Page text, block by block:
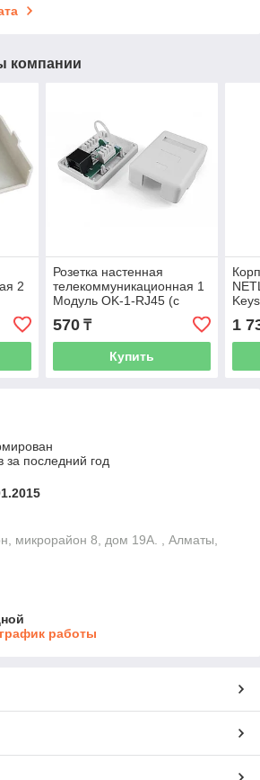
компании
2
Розетка настенная
телекоммуникационная 1
Модуль OK-1-RJ45 (с
570₸
Купить
1
за последний год
микрорайон 8, дом 19А. , Алматы,
работы